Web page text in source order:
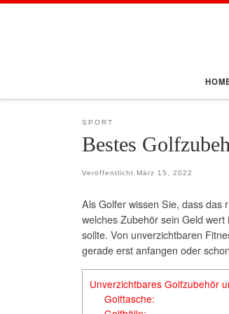
SPORT
Bestes
Veröffentlicht März 15, 2022
Als Golfer wissen Sie, dass das
welches Zubehör sein Geld
sollte. Von unverzichtbaren
gerade erst anfangen oder
Unverzichtbares Golfzubehör
Golftasche: